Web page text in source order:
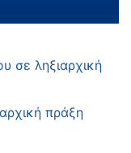
σε ληξιαρχική
πράξη